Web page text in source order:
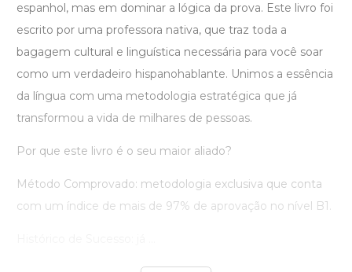
espanhol, mas em dominar a lógica da prova. Este livro foi
escrito por uma professora nativa, que traz toda a
bagagem cultural e linguística necessária para você soar
como um verdadeiro hispanohablante. Unimos a essência
da língua com uma metodologia estratégica que já
transformou a vida de milhares de pessoas.
Por que este livro é o seu maior aliado?
Método Comprovado: metodologia exclusiva que conta
com um índice de mais de 97% de aprovação no nível B1.